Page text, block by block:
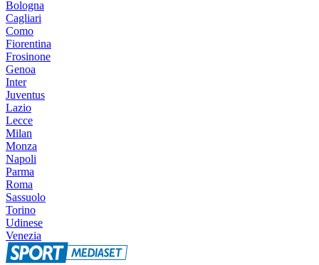
Bologna
Cagliari
Como
Fiorentina
Frosinone
Genoa
Inter
Juventus
Lazio
Lecce
Milan
Monza
Napoli
Parma
Roma
Sassuolo
Torino
Udinese
Venezia